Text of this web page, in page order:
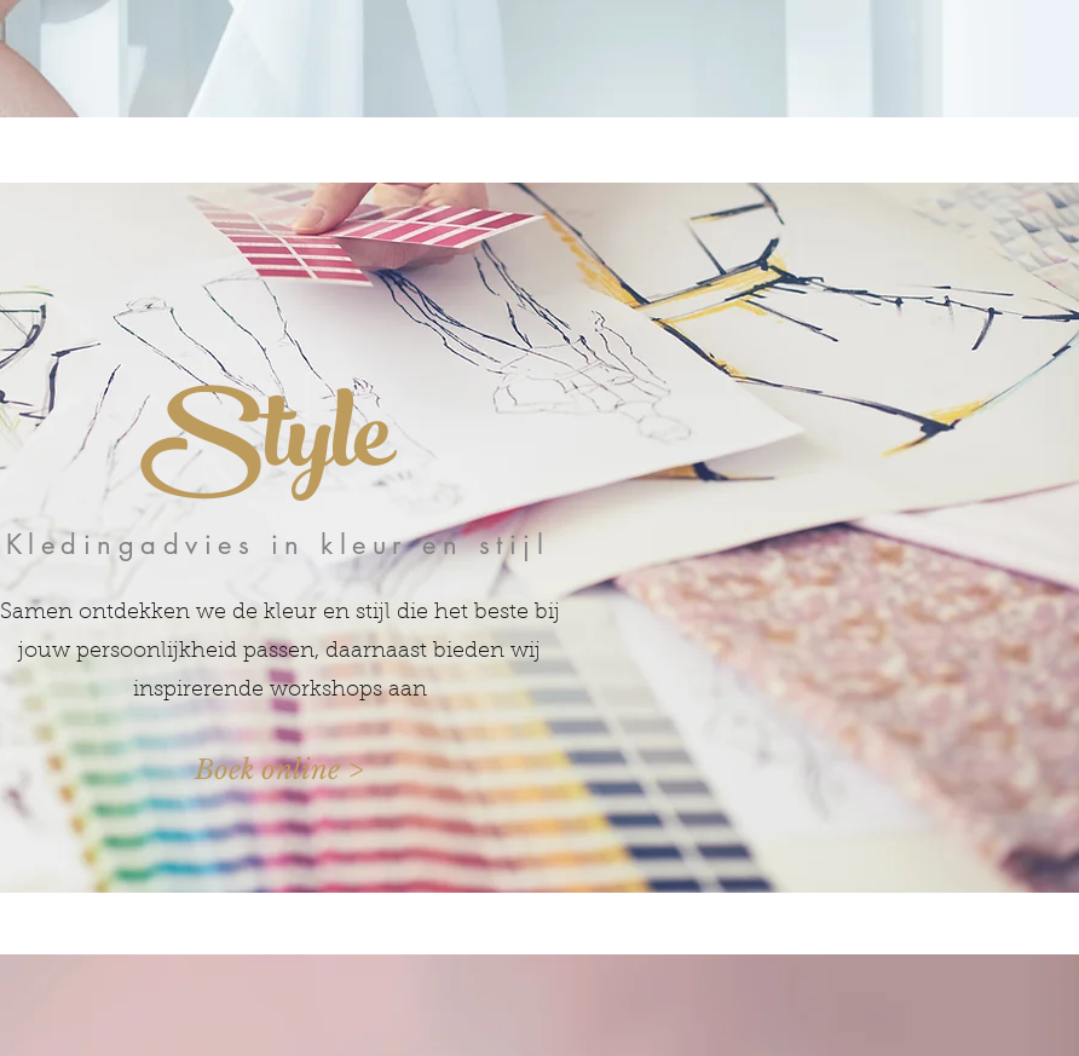
Style
Kledingadvies in kleur en stijl
Samen ontdekken we de kleur en stijl die het beste bij
jouw persoonlijkheid passen, daarnaast bieden wij
inspirerende workshops aan
Boek online >